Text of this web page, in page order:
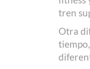
tren
Otra